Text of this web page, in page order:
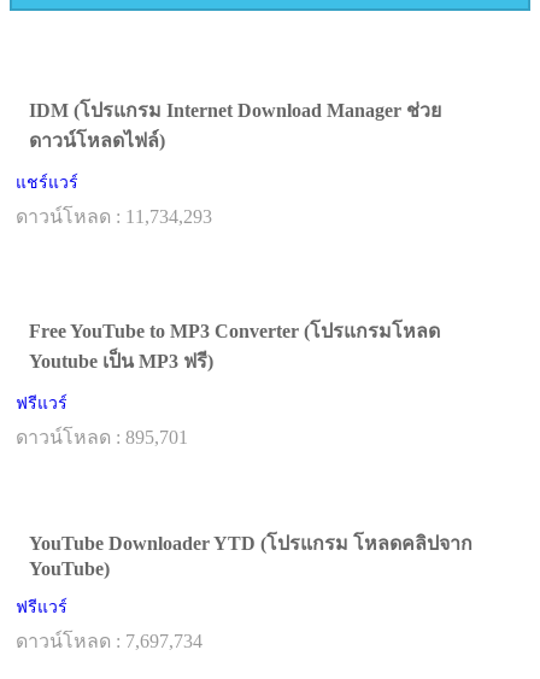
IDM (โปรแกรม Internet Download Manager ช่วย
ดาวน์โหลดไฟล์)
แชร์แวร์
ดาวน์โหลด : 11,734,293
Free YouTube to MP3 Converter (โปรแกรมโหลด
Youtube เป็น MP3 ฟรี)
ฟรีแวร์
ดาวน์โหลด : 895,701
YouTube Downloader YTD (โปรแกรม โหลดคลิปจาก
YouTube)
ฟรีแวร์
ดาวน์โหลด : 7,697,734